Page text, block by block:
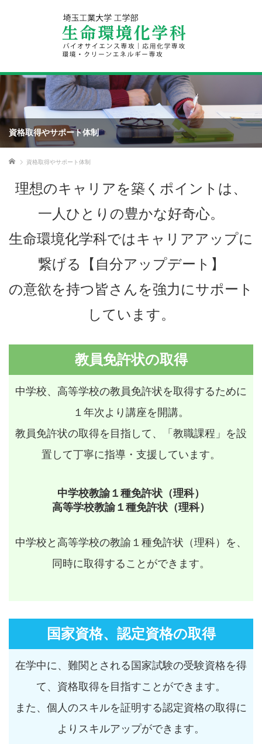
資格取得やサポート体制
ホーム 資格取得やサポート体制
理想のキャリアを築くポイントは、
一人ひとりの豊かな好奇心。
生命環境化学科ではキャリアアップに
繋げる【自分アップデート】
の意欲を持つ皆さんを強力にサポート
しています。
教員免許状の取得
中学校、高等学校の教員免許状を取得するために
１年次より講座を開講。
教員免許状の取得を目指して、「教職課程」を設
置して丁寧に指導・支援しています。
中学校教諭１種免許状（理科）
高等学校教諭１種免許状（理科）
中学校と高等学校の教諭１種免許状（理科）を、
同時に取得することができます。
国家資格、認定資格の取得
在学中に、難関とされる国家試験の受験資格を得
て、資格取得を目指すことができます。
また、個人のスキルを証明する認定資格の取得に
よりスキルアップができます。